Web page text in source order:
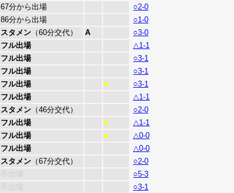
67分から出場
○2-0
86分から出場
○1-0
スタメン （60分交代） A
○3-0
フル出場
△1-1
フル出場
○3-1
フル出場
○3-1
フル出場 ■
○3-1
フル出場
△1-1
スタメン （46分交代）
○2-0
フル出場 ■
△1-1
フル出場 ■
△0-0
フル出場
△0-0
スタメン （67分交代）
○2-0
不出場
○5-3
不出場
○3-1